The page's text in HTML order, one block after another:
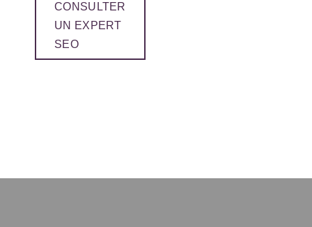
CONSULTER
UN EXPERT
SEO